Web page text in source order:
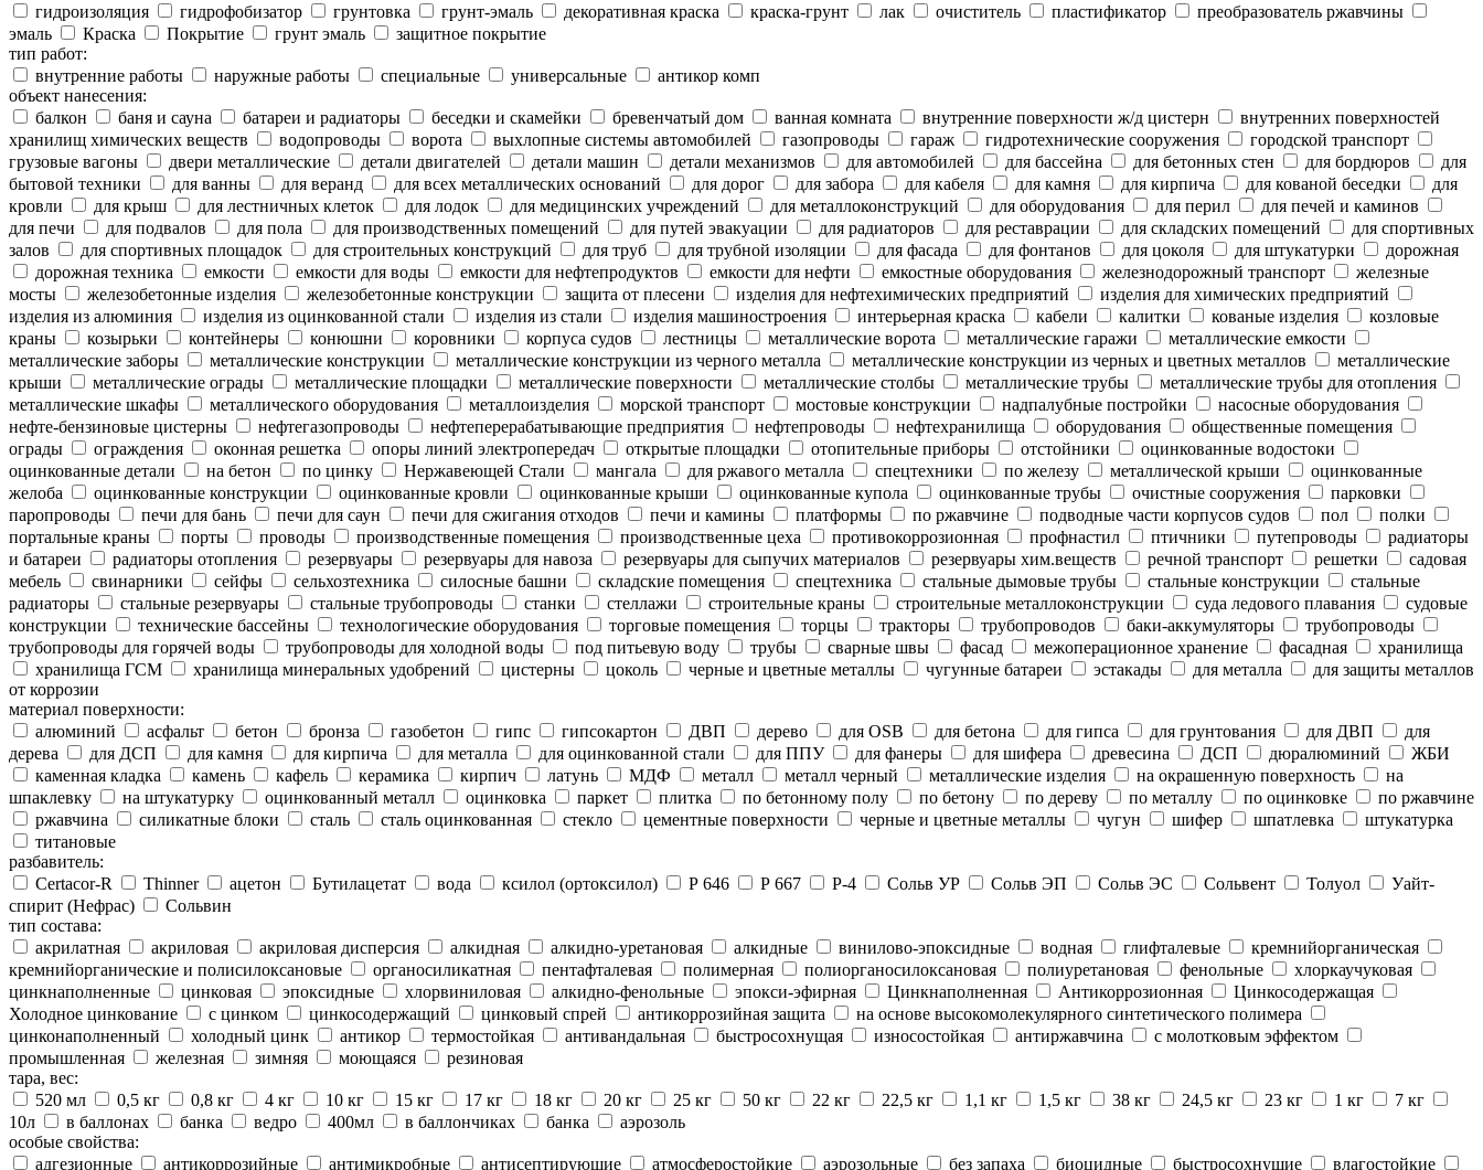
гидроизоляция
гидрофобизатор грунтовка грунт-эмаль декоративная краска краска-грунт лак очиститель пластификатор
преобразователь ржавчины
эмаль
Краска Покрытие грунт эмаль
защитное покрытие
тип работ:
внутренние работы
наружные работы специальные универсальные
антикор комп
объект нанесения:
балкон
баня и сауна батареи и радиаторы беседки и скамейки бревенчатый дом ванная комната внутренние поверхности ж/д цистерн
внутренних поверхностей
хранилищ химических веществ
водопроводы ворота выхлопные системы автомобилей газопроводы гараж гидротехнические сооружения
городской транспорт
грузовые вагоны
двери металлические детали двигателей детали машин детали механизмов для автомобилей для бассейна для бетонных стен для бордюров
для
бытовой техники
для ванны для веранд для всех металлических оснований для дорог для забора для кабеля для камня для кирпича для кованой беседки
для
кровли
для крыш для лестничных клеток для лодок для медицинских учреждений для металлоконструкций для оборудования для перил
для печей и каминов
для печи
для подвалов для пола для производственных помещений для путей эвакуации для радиаторов для реставрации для складских помещений
для спортивных
залов
для спортивных площадок для строительных конструкций для труб для трубной изоляции для фасада для фонтанов для цоколя для штукатурки
дорожная
дорожная техника
емкости емкости для воды емкости для нефтепродуктов емкости для нефти емкостные оборудования железнодорожный транспорт
железные
мосты
железобетонные изделия железобетонные конструкции защита от плесени изделия для нефтехимических предприятий
изделия для химических предприятий
изделия из алюминия
изделия из оцинкованной стали изделия из стали изделия машиностроения интерьерная краска кабели калитки кованые изделия
козловые
краны
козырьки контейнеры конюшни коровники корпуса судов лестницы металлические ворота металлические гаражи
металлические емкости
металлические заборы
металлические конструкции металлические конструкции из черного металла металлические конструкции из черных и цветных металлов
металлические
крыши
металлические ограды металлические площадки металлические поверхности металлические столбы металлические трубы
металлические трубы для отопления
металлические шкафы
металлического оборудования металлоизделия морской транспорт мостовые конструкции надпалубные постройки
насосные оборудования
нефте-бензиновые цистерны
нефтегазопроводы нефтеперерабатывающие предприятия нефтепроводы нефтехранилища оборудования
общественные помещения
ограды
ограждения оконная решетка опоры линий электропередач открытые площадки отопительные приборы отстойники
оцинкованные водостоки
оцинкованные детали
на бетон по цинку Нержавеющей Стали мангала для ржавого металла спецтехники по железу металлической крыши
оцинкованные
желоба
оцинкованные конструкции оцинкованные кровли оцинкованные крыши оцинкованные купола оцинкованные трубы очистные сооружения
парковки
паропроводы
печи для бань печи для саун печи для сжигания отходов печи и камины платформы по ржавчине подводные части корпусов судов пол
полки
портальные краны
порты проводы производственные помещения производственные цеха противокоррозионная профнастил птичники путепроводы
радиаторы
и батареи
радиаторы отопления резервуары резервуары для навоза резервуары для сыпучих материалов резервуары хим.веществ речной транспорт решетки
садовая
мебель
свинарники сейфы сельхозтехника силосные башни складские помещения спецтехника стальные дымовые трубы стальные конструкции
стальные
радиаторы
стальные резервуары стальные трубопроводы станки стеллажи строительные краны строительные металлоконструкции суда ледового плавания
судовые
конструкции
технические бассейны технологические оборудования торговые помещения торцы тракторы трубопроводов баки-аккумуляторы
трубопроводы
трубопроводы для горячей воды
трубопроводы для холодной воды под питьевую воду трубы сварные швы фасад межоперационное хранение фасадная
хранилища
хранилища ГСМ
хранилища минеральных удобрений цистерны цоколь черные и цветные металлы чугунные батареи эстакады для металла
для защиты металлов
от коррозии
материал поверхности:
алюминий
асфальт бетон бронза газобетон гипс гипсокартон ДВП дерево для OSB для бетона для гипса для грунтования для ДВП
для
дерева
для ДСП для камня для кирпича для металла для оцинкованной стали для ППУ для фанеры для шифера древесина ДСП дюралюминий
ЖБИ
каменная кладка
камень кафель керамика кирпич латунь МДФ металл металл черный металлические изделия на окрашенную поверхность
на
шпаклевку
на штукатурку оцинкованный металл оцинковка паркет плитка по бетонному полу по бетону по дереву по металлу по оцинковке
по ржавчине
ржавчина
силикатные блоки сталь сталь оцинкованная стекло цементные поверхности черные и цветные металлы чугун шифер шпатлевка
штукатурка
титановые
разбавитель:
Certacor-R
Thinner ацетон Бутилацетат вода ксилол (ортоксилол) Р 646 Р 667 Р-4 Сольв УР Сольв ЭП Сольв ЭС Сольвент Толуол
Уайт-
спирит (Нефрас)
Сольвин
тип состава:
акрилатная
акриловая акриловая дисперсия алкидная алкидно-уретановая алкидные винилово-эпоксидные водная глифталевые
кремнийорганическая
кремнийорганические и полисилоксановые
органосиликатная пентафталевая полимерная полиорганосилоксановая полиуретановая фенольные
хлоркаучуковая
цинкнаполненные
цинковая эпоксидные хлорвиниловая алкидно-фенольные эпокси-эфирная Цинкнаполненная Антикоррозионная
Цинкосодержащая
Холодное цинкование
с цинком цинкосодержащий цинковый спрей антикоррозийная защита
на основе высокомолекулярного синтетического полимера
цинконаполненный
холодный цинк антикор термостойкая антивандальная быстросохнущая износостойкая антиржавчина
с молотковым эффектом
промышленная
железная зимняя моющаяся
резиновая
тара, вес:
520 мл
0,5 кг 0,8 кг 4 кг 10 кг 15 кг 17 кг 18 кг 20 кг 25 кг 50 кг 22 кг 22,5 кг 1,1 кг 1,5 кг 38 кг 24,5 кг 23 кг 1 кг
7 кг
10л
в баллонах банка ведро 400мл в баллончиках банка
аэрозоль
особые свойства:
адгезионные
антикоррозийные антимикробные антисептирующие атмосферостойкие аэрозольные без запаха биоцидные быстросохнущие влагостойкие